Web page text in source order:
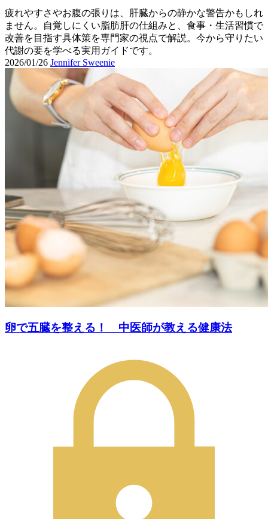
疲れやすさやお腹の張りは、肝臓からの静かな警告かもしれ
ません。自覚しにくい脂肪肝の仕組みと、食事・生活習慣で
改善を目指す具体策を専門家の視点で解説。今から守りたい
代謝の要を学べる実用ガイドです。
2026/01/26 Jennifer Sweenie
卵で五臓を整える！ 中医師が教える健康法